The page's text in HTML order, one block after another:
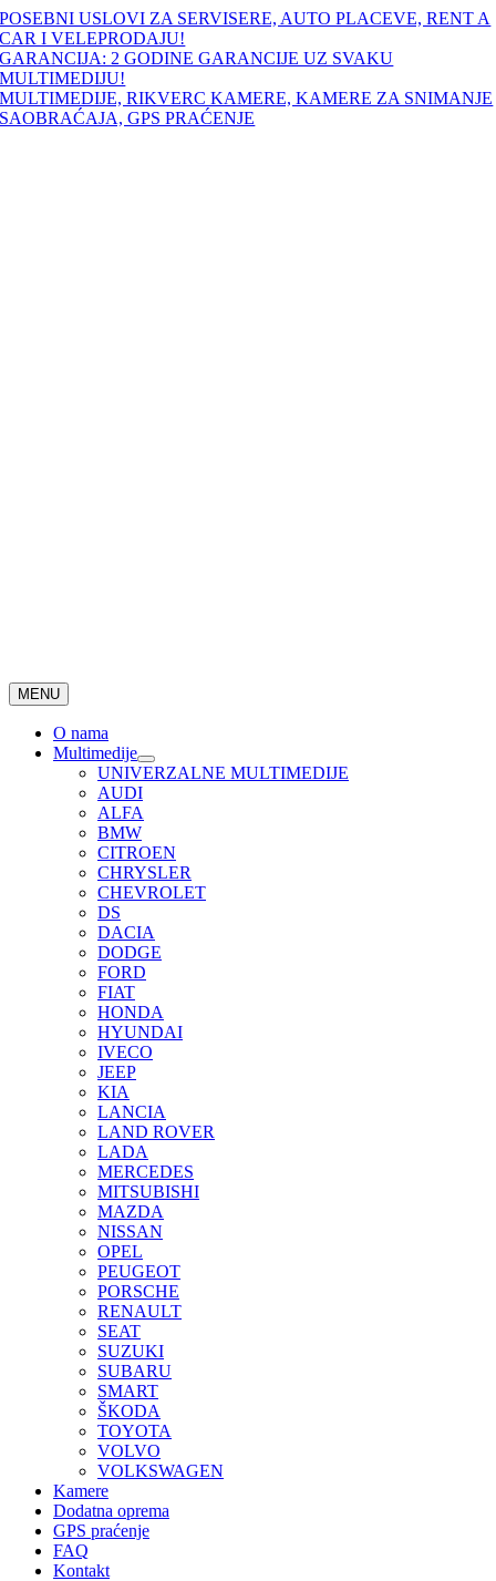
Skip
to
content
POSEBNI USLOVI ZA SERVISERE, AUTO PLACEVE, RENT A
CAR I VELEPRODAJU!
GARANCIJA: 2 GODINE GARANCIJE UZ SVAKU
MULTIMEDIJU!
MULTIMEDIJE, RIKVERC KAMERE, KAMERE ZA SNIMANJE
SAOBRAĆAJA, GPS PRAĆENJE
MENU
O nama
Multimedije
UNIVERZALNE MULTIMEDIJE
AUDI
ALFA
BMW
CITROEN
CHRYSLER
CHEVROLET
DS
DACIA
DODGE
FORD
FIAT
HONDA
HYUNDAI
IVECO
JEEP
KIA
LANCIA
LAND ROVER
LADA
MERCEDES
MITSUBISHI
MAZDA
NISSAN
OPEL
PEUGEOT
PORSCHE
RENAULT
SEAT
SUZUKI
SUBARU
SMART
ŠKODA
TOYOTA
VOLVO
VOLKSWAGEN
Kamere
Dodatna oprema
GPS praćenje
FAQ
Kontakt